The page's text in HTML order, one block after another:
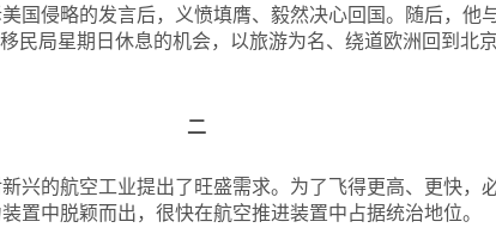
国侵略的发言后，义愤填膺、毅然决心回国。随后，他
民局星期日休息的机会，以旅游为名、绕道欧洲回到北
二
兴的航空工业提出了旺盛需求。为了飞得更高、更快，
置中脱颖而出，很快在航空推进装置中占据统治地位。